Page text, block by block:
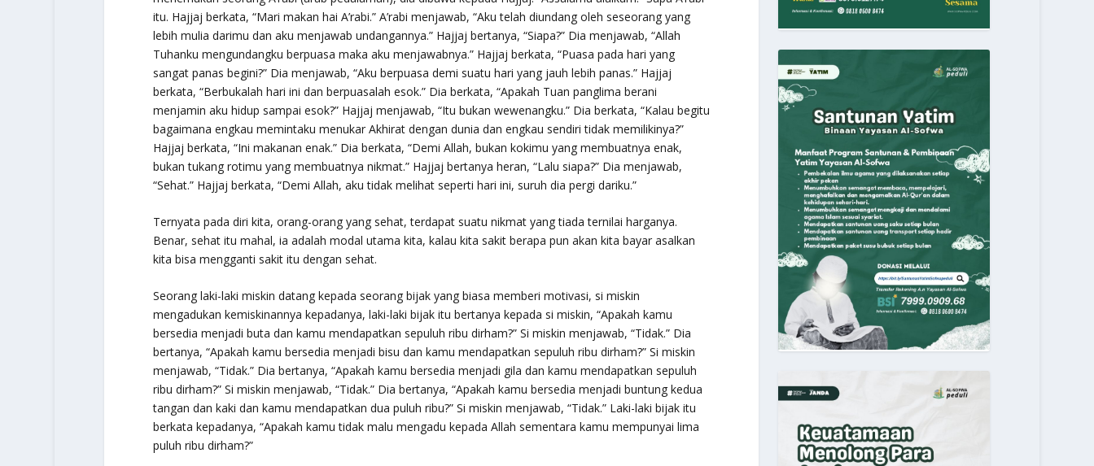
itu. Hajjaj berkata, “Mari makan hai A’rabi.” A’rabi menjawab, “Aku telah diundang oleh seseorang yang
lebih mulia darimu dan aku menjawab undangannya.” Hajjaj bertanya, “Siapa?” Dia menjawab, “Allah
Tuhanku mengundangku berpuasa maka aku menjawabnya.” Hajjaj berkata, “Puasa pada hari yang
sangat panas begini?” Dia menjawab, “Aku berpuasa demi suatu hari yang jauh lebih panas.” Hajjaj
berkata, “Berbukalah hari ini dan berpuasalah esok.” Dia berkata, “Apakah Tuan panglima berani
menjamin aku hidup sampai esok?” Hajjaj menjawab, “Itu bukan wewenangku.” Dia berkata, “Kalau begitu
bagaimana engkau memintaku menukar Akhirat dengan dunia dan engkau sendiri tidak memilikinya?”
Hajjaj berkata, “Ini makanan enak.” Dia berkata, “Demi Allah, bukan kokimu yang membuatnya enak,
bukan tukang rotimu yang membuatnya nikmat.” Hajjaj bertanya heran, “Lalu siapa?” Dia menjawab,
“Sehat.” Hajjaj berkata, “Demi Allah, aku tidak melihat seperti hari ini, suruh dia pergi dariku.”
Ternyata pada diri kita, orang-orang yang sehat, terdapat suatu nikmat yang tiada ternilai harganya.
Benar, sehat itu mahal, ia adalah modal utama kita, kalau kita sakit berapa pun akan kita bayar asalkan
kita bisa mengganti sakit itu dengan sehat.
Seorang laki-laki miskin datang kepada seorang bijak yang biasa memberi motivasi, si miskin
mengadukan kemiskinannya kepadanya, laki-laki bijak itu bertanya kepada si miskin, “Apakah kamu
bersedia menjadi buta dan kamu mendapatkan sepuluh ribu dirham?” Si miskin menjawab, “Tidak.” Dia
bertanya, “Apakah kamu bersedia menjadi bisu dan kamu mendapatkan sepuluh ribu dirham?” Si miskin
menjawab, “Tidak.” Dia bertanya, “Apakah kamu bersedia menjadi gila dan kamu mendapatkan sepuluh
ribu dirham?” Si miskin menjawab, “Tidak.” Dia bertanya, “Apakah kamu bersedia menjadi buntung kedua
tangan dan kaki dan kamu mendapatkan dua puluh ribu?” Si miskin menjawab, “Tidak.” Laki-laki bijak itu
berkata kepadanya, “Apakah kamu tidak malu mengadu kepada Allah sementara kamu mempunyai lima
puluh ribu dirham?”